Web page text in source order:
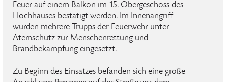
Feuer auf einem Balkon im 15. Obergeschoss des
Hochhauses bestätigt werden. Im Innenangriff
wurden mehrere Trupps der Feuerwehr unter
Atemschutz zur Menschenrettung und
Brandbekämpfung eingesetzt.
Zu Beginn des Einsatzes befanden sich eine große